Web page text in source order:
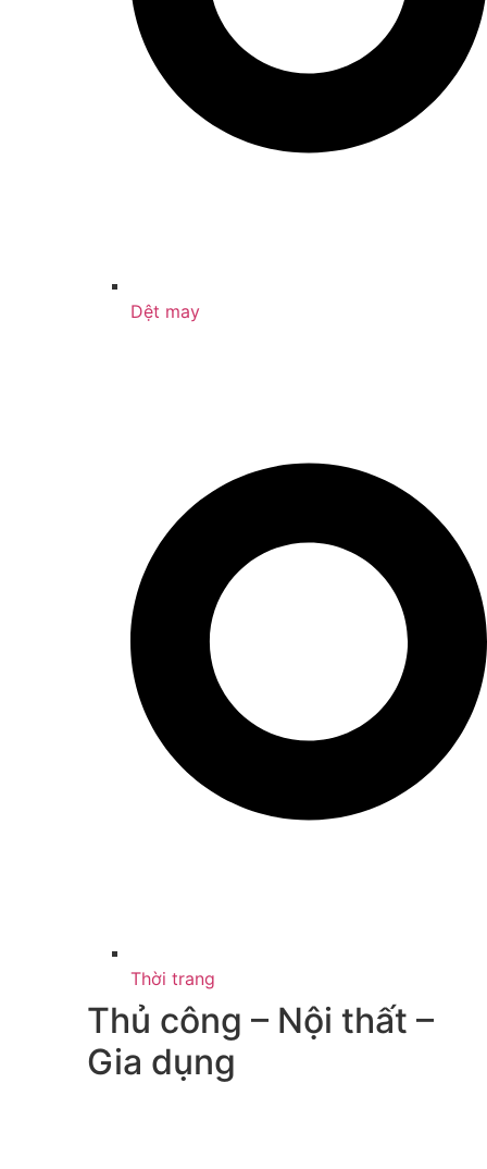
Dệt may
Thời trang
Thủ công – Nội thất –
Gia dụng